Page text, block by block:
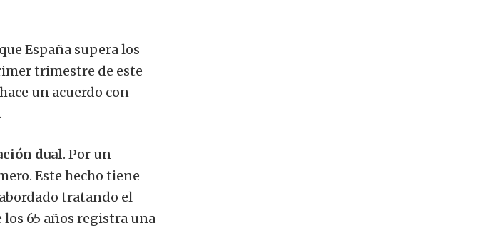
España supera los
trimestre de este
un acuerdo con
dual. Por un
Este hecho tiene
tratando el
65 años registra una